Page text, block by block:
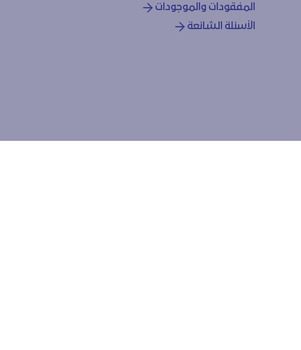
المفقودات والموجودات
الأسئلة الشائعة